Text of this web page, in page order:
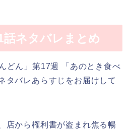
ネタバレまとめ
どん」第17週 「あのとき食べ
タバレあらすじをお届けして
店から権利書が盗まれ焦る暢